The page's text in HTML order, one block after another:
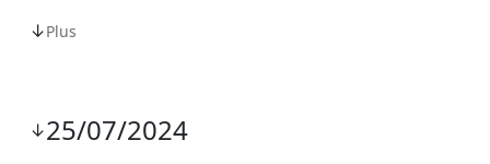
↓Plus
↓25/07/2024